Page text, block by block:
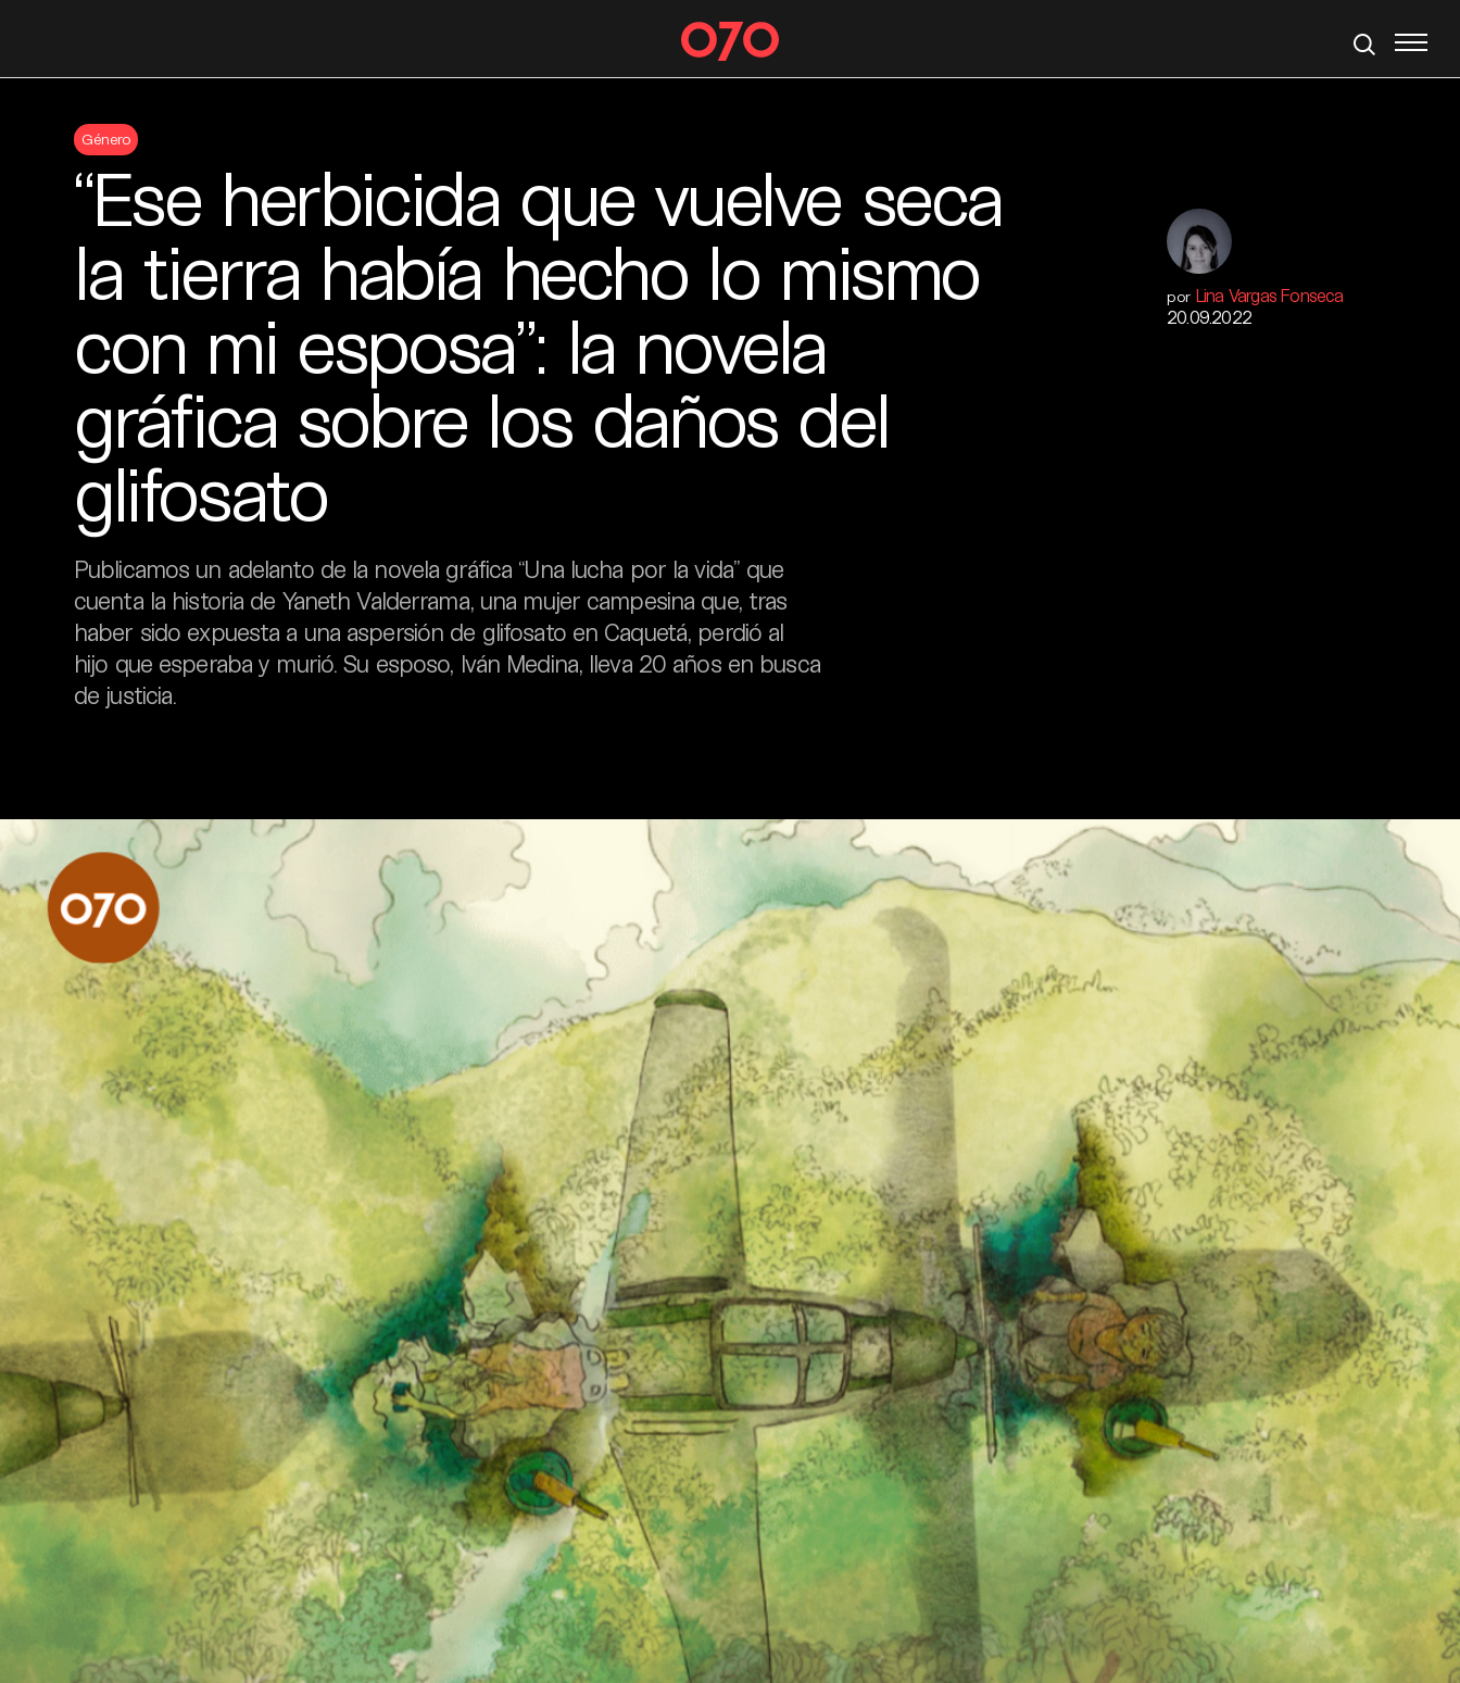
Género
“Ese herbicida que vuelve seca
la tierra había hecho lo mismo
con mi esposa”: la novela
gráfica sobre los daños del
glifosato
Publicamos un adelanto de la novela gráfica “Una lucha por la vida” que
cuenta la historia de Yaneth Valderrama, una mujer campesina que, tras
haber sido expuesta a una aspersión de glifosato en Caquetá, perdió al
hijo que esperaba y murió. Su esposo, Iván Medina, lleva 20 años en busca
de justicia.
por Lina Vargas Fonseca
20.09.2022